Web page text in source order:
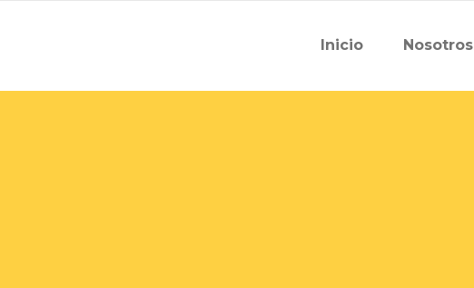
Inicio Nosotros